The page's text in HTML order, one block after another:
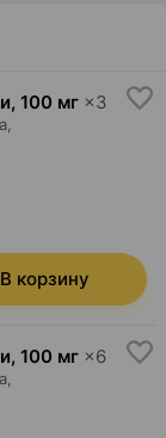
, 100 мг ×3
,
В корзину
, 100 мг ×6
,